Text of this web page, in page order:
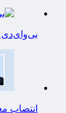
بی‌وای‌دی
انتصاب